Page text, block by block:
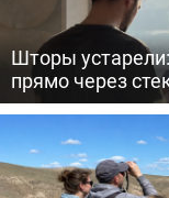
Шторы
прямо через